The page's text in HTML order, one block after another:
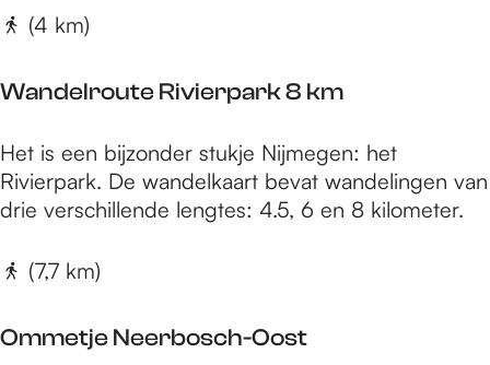
e
e
n
n
a
r
o
u
r
r
u
t
P
l
e
n
n
(4 km)
Wandelroute Rivierpark 8 km
W
a
n
e
r
o
Het is een bijzonder stukje Nijmegen: het
Rivierpark. De wandelkaart bevat wandelingen van
drie verschillende lengtes: 4.5, 6 en 8 kilometer.
(7,7 km)
Ommetje Neerbosch-Oost